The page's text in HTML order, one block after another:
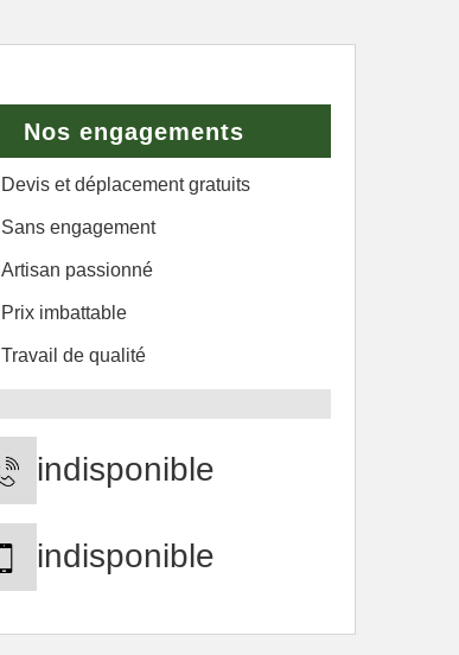
Nos engagements
Devis et déplacement gratuits
Sans engagement
Artisan passionné
Prix imbattable
Travail de qualité
indisponible
indisponible